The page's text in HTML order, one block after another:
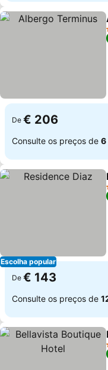
De € 206
Consulte os preços de 6
Escolha popular
De € 143
Consulte os preços de